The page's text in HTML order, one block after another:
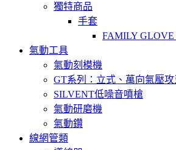
獨特商品
手套
FAMILY
氣動工具
氣動刻模機
GT系列：立式、萬向氣壓攻
SILVENT低噪音噴槍
氣動研磨機
氣動鑽
線網管類